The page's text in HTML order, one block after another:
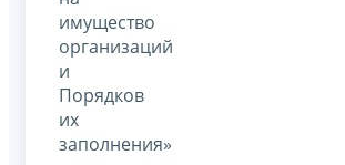
имущество
организаций
и
Порядков
их
заполнения»